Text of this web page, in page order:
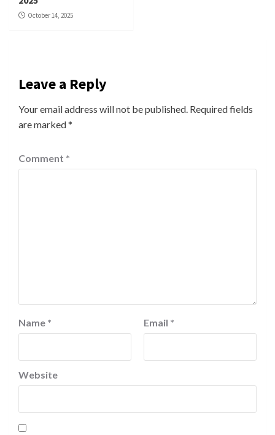
October 14, 2025
Leave a Reply
Your email address will not be published. Required fields
are marked*
Comment *
Name * Email *
Website